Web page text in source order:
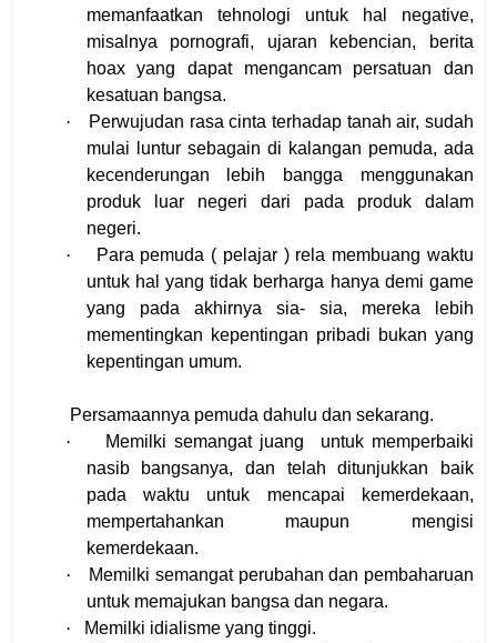
memanfaatkan tehnologi untuk hal negative,
misalnya pornografi, ujaran kebencian, berita
hoax yang dapat mengancam persatuan dan
kesatuan bangsa.
·
Perwujudan rasa cinta terhadap tanah air, sudah
mulai luntur sebagain di kalangan pemuda, ada
kecenderungan lebih bangga menggunakan
produk luar negeri dari pada produk dalam
negeri.
·
Para pemuda ( pelajar ) rela membuang waktu
untuk hal yang tidak berharga hanya demi game
yang pada akhirnya sia- sia, mereka lebih
mementingkan kepentingan pribadi bukan yang
kepentingan umum.
Persamaannya pemuda dahulu dan sekarang.
·
Memilki semangat juang
untuk memperbaiki
nasib bangsanya, dan telah ditunjukkan baik
pada waktu untuk mencapai kemerdekaan,
mempertahankan maupun mengisi
kemerdekaan.
·
Memilki semangat perubahan dan pembaharuan
untuk memajukan bangsa dan negara.
·
Memilki idialisme yang tinggi.